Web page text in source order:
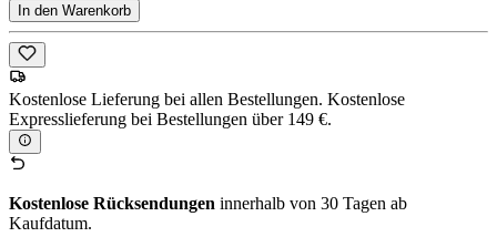
In den Warenkorb
Kostenlose Lieferung bei allen Bestellungen. Kostenlose
Expresslieferung bei Bestellungen über 149 €.
Kostenlose Rücksendungen innerhalb von 30 Tagen ab
Kaufdatum.